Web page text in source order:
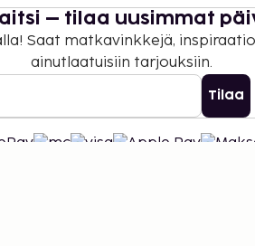
– tilaa uusimmat
Saat matkavinkkejä,
ainutlaatuisiin tarjouksiin.
Tilaa